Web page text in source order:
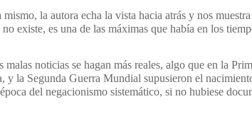
la autora echa la vista hacia atrás y nos
existe, es una de las máximas que había en los
noticias se hagan más reales, algo que en la
y la Segunda Guerra Mundial supusieron el
del negacionismo sistemático, si no hubiese